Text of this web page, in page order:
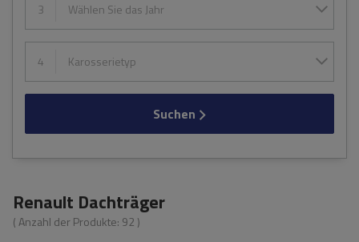
3 Wählen Sie das Jahr
4 Karosserietyp
Suchen
Renault Dachträger
( Anzahl der Produkte: 92 )